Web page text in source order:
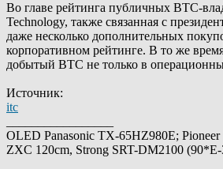
Во главе рейтинга публичных BTC-
Technology, также связанная с
даже несколько дополнительных
корпоративном рейтинге. В то же
добытый BTC не только в
Источник:
itc
OLED Panasonic TX-65HZ980E;
ZXC 120cm, Strong SRT-DM2100